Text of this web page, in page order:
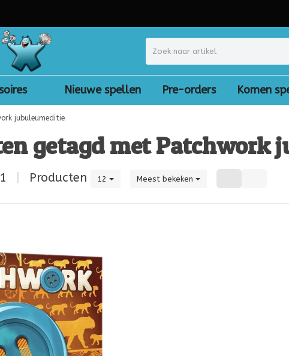
Nieuwe spellen Pre-orders Komen
jubuleumeditie
getagd met Patchwork
Producten 12 Meest bekeken